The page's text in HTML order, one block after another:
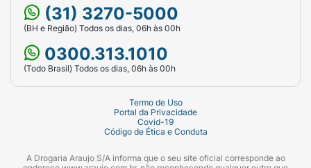
(31) 3270-5000
(BH e Região) Todos os dias, 06h às 00h
0300.313.1010
(Todo Brasil) Todos os dias, 06h às 00h
Termo de Uso
Portal da Privacidade
Covid-19
Código de Ética e Conduta
A Drogaria Araujo S/A informa que o seu site oficial corresponde ao